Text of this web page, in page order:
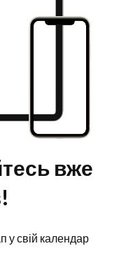
вже
у свій календар